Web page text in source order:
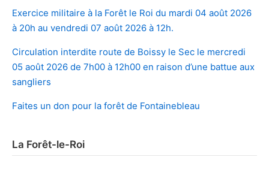
Exercice militaire à la Forêt le Roi du mardi 04 août 2026
à 20h au vendredi 07 août 2026 à 12h.
Circulation interdite route de Boissy le Sec le mercredi
05 août 2026 de 7h00 à 12h00 en raison d’une battue aux
sangliers
Faites un don pour la forêt de Fontainebleau
La Forêt-le-Roi